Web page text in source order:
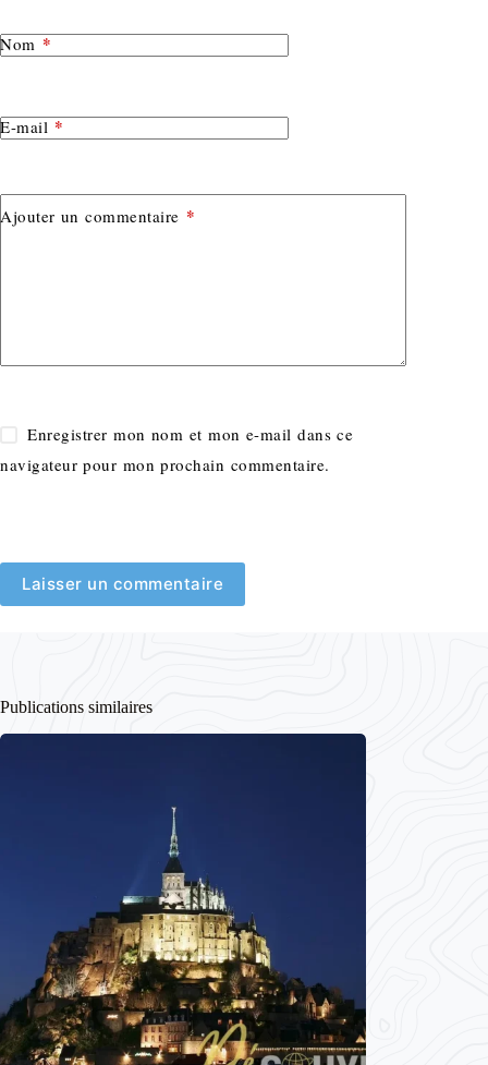
Nom *
E-mail *
Ajouter un commentaire *
Enregistrer mon nom et mon e-mail dans ce
navigateur pour mon prochain commentaire.
Laisser un commentaire
Publications similaires